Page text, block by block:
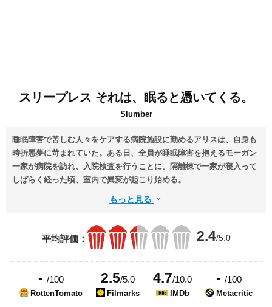
スリープレス それは、眠ると憑いてくる。
Slumber
睡眠障害で苦しむ人々をケアする病院施設に勤めるアリスは、自身も
時折悪夢に苛まれていた。ある日、全員が睡眠障害を抱えるモーガン
一家が病院を訪れ、入院検査を行うことに。隔離棟で一家が寝入って
しばらく経った頃、室内で異変が起こり始める。
もっと見る
平均評価： 2.4/5.0
- /100
RottenTomato
2.5/5.0
Filmarks
4.7/10.0
IMDb
- /100
Metacritic